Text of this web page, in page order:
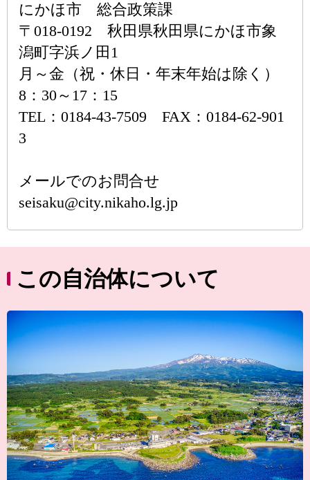
にかほ市 総合政策課
〒018-0192 秋田県秋田県にかほ市象
潟町字浜ノ田1
月～金（祝・休日・年末年始は除く）
8：30～17：15
TEL：0184-43-7509 FAX：0184-62-901
3
メールでのお問合せ
seisaku@city.nikaho.lg.jp
この自治体について